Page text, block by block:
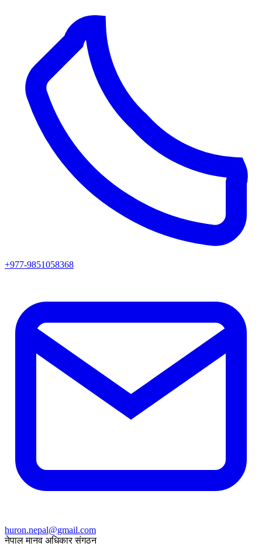
+977-9851058368
huron.nepal@gmail.com
नेपाल मानव अधिकार संगठन